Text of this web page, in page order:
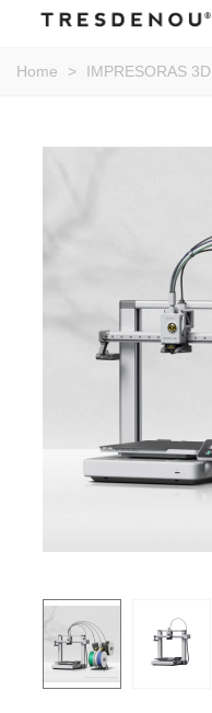
Home > IMPRESORAS 3D